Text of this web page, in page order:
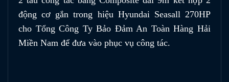
động cơ gắn trong hiệu Hyundai Seasall 270HP
cho Tổng Công Ty Bảo Đảm An Toàn Hàng Hải
Miền Nam để đưa vào phục vụ công tác.